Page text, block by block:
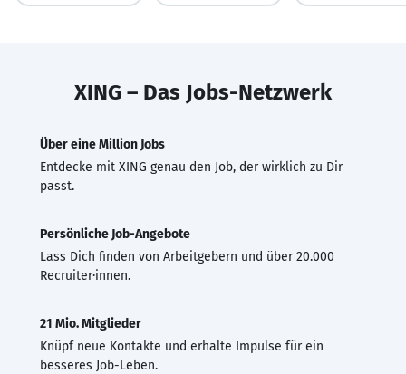
XING – Das Jobs-Netzwerk
Über eine Million Jobs
Entdecke mit XING genau den Job, der wirklich zu Dir
passt.
Persönliche Job-Angebote
Lass Dich finden von Arbeitgebern und über 20.000
Recruiter·innen.
21 Mio. Mitglieder
Knüpf neue Kontakte und erhalte Impulse für ein
besseres Job-Leben.